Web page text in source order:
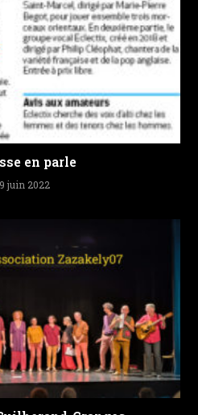
en parle
9 juin 2022